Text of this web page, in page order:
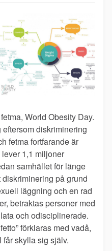
World Obesity Day.
diskriminering
fetma fortfarande är
1,1 miljoner
samhället för länge
på grund
läggning och en rad
betraktas personer med
och odisciplinerade.
förklaras med vadå,
skylla sig själv.